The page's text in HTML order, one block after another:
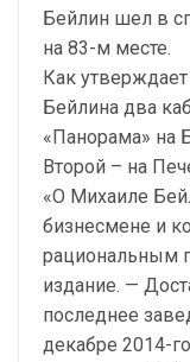
Бейлин шел в
на 83-м месте.
Как
Бейлина два
«Панорама» на
Второй – на
«О Михаиле
бизнесмене и
рациональным
издание. —
последнее
декабре 2014-